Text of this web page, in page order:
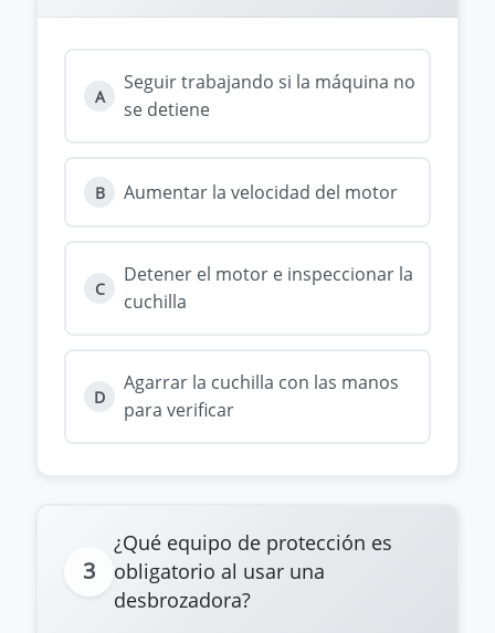
A
Seguir trabajando si la máquina no
se detiene
B Aumentar la velocidad del motor
C
Detener el motor e inspeccionar la
cuchilla
D
Agarrar la cuchilla con las manos
para verificar
3
¿Qué equipo de protección es
obligatorio al usar una
desbrozadora?